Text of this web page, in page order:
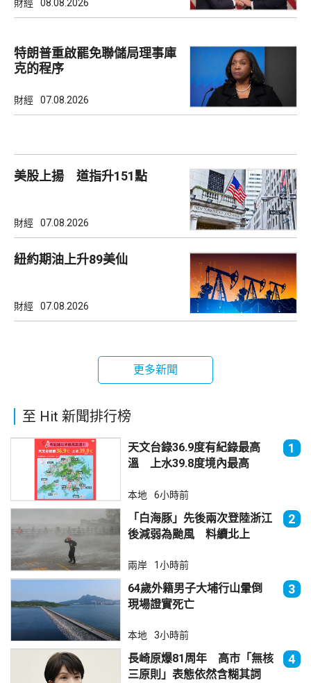
財經 08.08.2026
特朗普重啟罷免聯儲局理事庫
克的程序
財經 07.08.2026
美股上揚 道指升151點
財經 07.08.2026
紐約期油上升89美仙
財經 07.08.2026
更多新聞
至 Hit 新聞排行榜
天文台錄36.9度有紀錄最高
溫 上水39.8度境內最高
1
本地 6小時前
「白海豚」先後兩次登陸浙江
後減弱為颱風 料續北上
2
兩岸 1小時前
64歲外籍男子大埔行山暈倒
現場證實死亡
3
本地 3小時前
長崎原爆81周年 高市「無核
三原則」表態依然含糊其詞
4